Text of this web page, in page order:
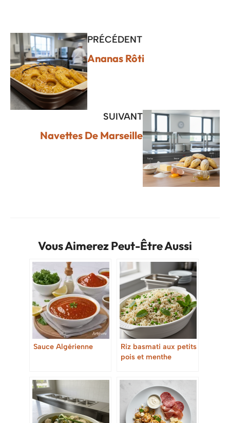
PRÉCÉDENT
Ananas Rôti
SUIVANT
Navettes De Marseille
Vous Aimerez Peut-Être Aussi
Sauce Algérienne
Riz basmati aux petits
pois et menthe